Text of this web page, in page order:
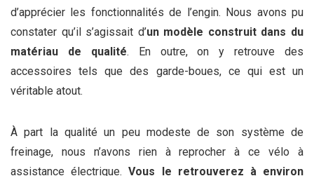
d’apprécier les fonctionnalités de l’engin. Nous avons pu
constater qu’il s’agissait d’un modèle construit dans du
matériau de qualité. En outre, on y retrouve des
accessoires tels que des garde-boues, ce qui est un
véritable atout.
À part la qualité un peu modeste de son système de
freinage, nous n’avons rien à reprocher à ce vélo à
assistance électrique.Vous le retrouverez à environ